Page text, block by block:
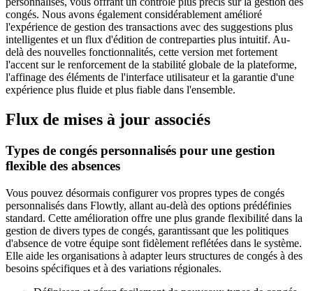
congés. Nous avons également considérablement amélioré
l'expérience de gestion des transactions avec des suggestions plus
intelligentes et un flux d'édition de contreparties plus intuitif. Au-
delà des nouvelles fonctionnalités, cette version met fortement
l'accent sur le renforcement de la stabilité globale de la plateforme,
l'affinage des éléments de l'interface utilisateur et la garantie d'une
expérience plus fluide et plus fiable dans l'ensemble.
Flux de mises à jour associés
Types de congés personnalisés pour une gestion
flexible des absences
Vous pouvez désormais configurer vos propres types de congés
personnalisés dans Flowtly, allant au-delà des options prédéfinies
standard. Cette amélioration offre une plus grande flexibilité dans la
gestion de divers types de congés, garantissant que les politiques
d'absence de votre équipe sont fidèlement reflétées dans le système.
Elle aide les organisations à adapter leurs structures de congés à des
besoins spécifiques et à des variations régionales.